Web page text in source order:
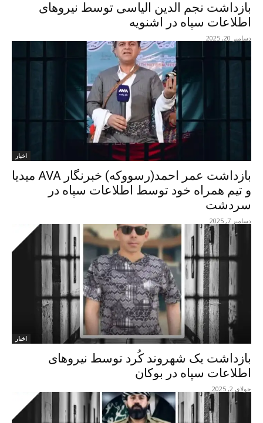
بازداشت نجم الدین الیاسی توسط نیروهای
اطلاعات سپاە در اشنویە
دسامبر 20, 2025
اخبار
بازداشت عمر احمد(رسووکە) خبرنگار AVA میدیا
و تیم همراە خود توسط اطلاعات سپاە در
سردشت
دسامبر 7, 2025
اخبار
بازداشت یک شهروند کُرد توسط نیروهای
اطلاعات سپاه در بوکان
جولای 2, 2025